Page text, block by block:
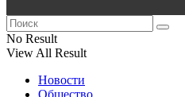
No Result
View All Result
Новости
Общество